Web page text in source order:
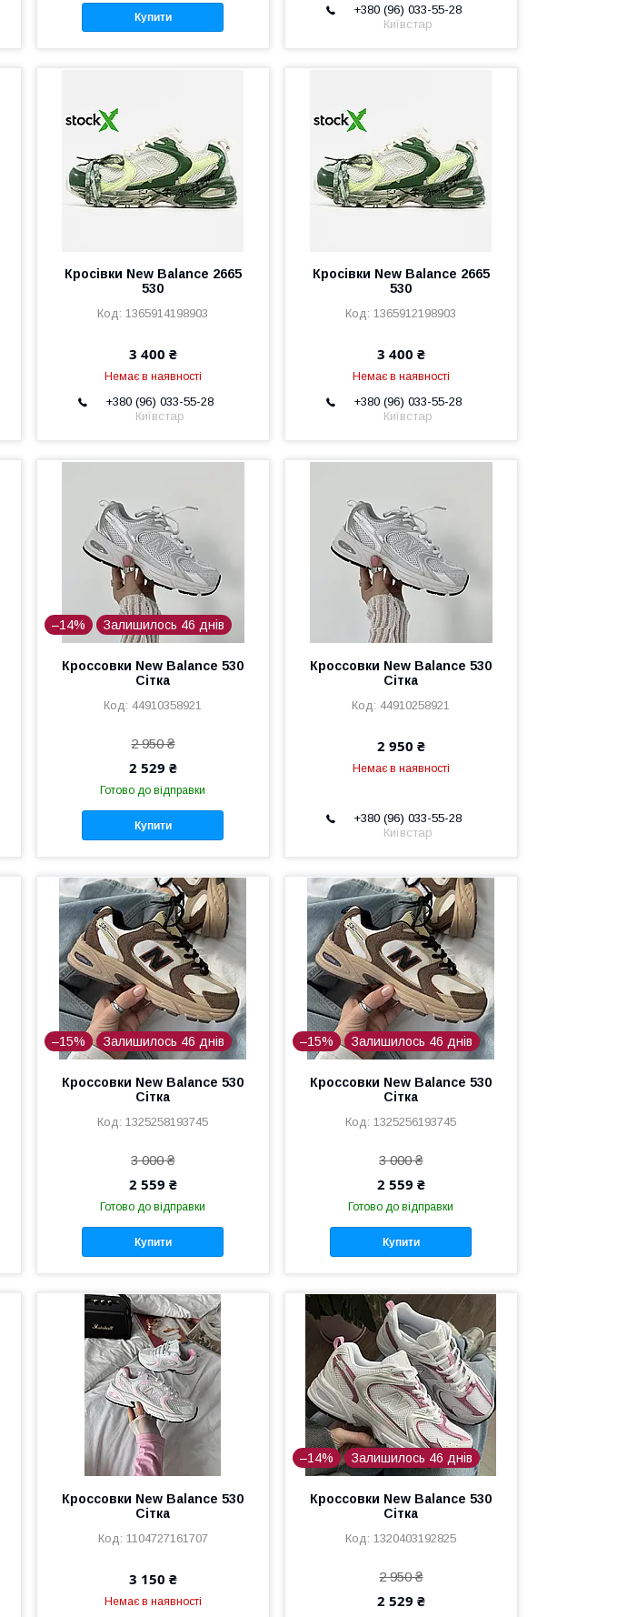
Купити
+380 (96) 033-55-28
Київстар
Кросівки New Balance 2665
530
1365914198903
3 400 ₴
Немає в наявності
+380 (96) 033-55-28
Київстар
Кросівки New Balance 2665
530
1365912198903
3 400 ₴
Немає в наявності
+380 (96) 033-55-28
Київстар
–14% Залишилось 46 днів
Кроссовки New Balance 530
Сітка
44910358921
2 950 ₴
2 529 ₴
Готово до відправки
Купити
Кроссовки New Balance 530
Сітка
44910258921
2 950 ₴
Немає в наявності
+380 (96) 033-55-28
Київстар
–15% Залишилось 46 днів
Кроссовки New Balance 530
Сітка
1325258193745
3 000 ₴
2 559 ₴
Готово до відправки
Купити
–15% Залишилось 46 днів
Кроссовки New Balance 530
Сітка
1325256193745
3 000 ₴
2 559 ₴
Готово до відправки
Купити
Кроссовки New Balance 530
Сітка
1104727161707
3 150 ₴
Немає в наявності
–14% Залишилось 46 днів
Кроссовки New Balance 530
Сітка
1320403192825
2 950 ₴
2 529 ₴